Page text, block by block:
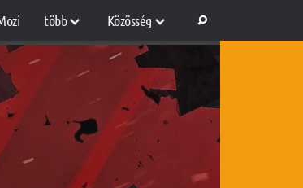
több Közösség